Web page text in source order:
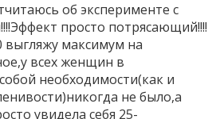
об эксперименте с
просто потрясающий!!!!
выгляжу максимум на
всех женщин в
необходимости(как и
не было,а
увидела себя 25-